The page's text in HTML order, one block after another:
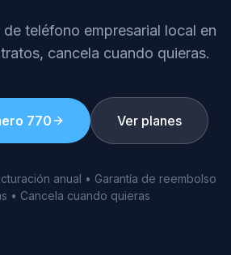
teléfono empresarial local en
cancela cuando quieras.
770 Ver planes
anual • Garantía de reembolso
• Cancela cuando quieras